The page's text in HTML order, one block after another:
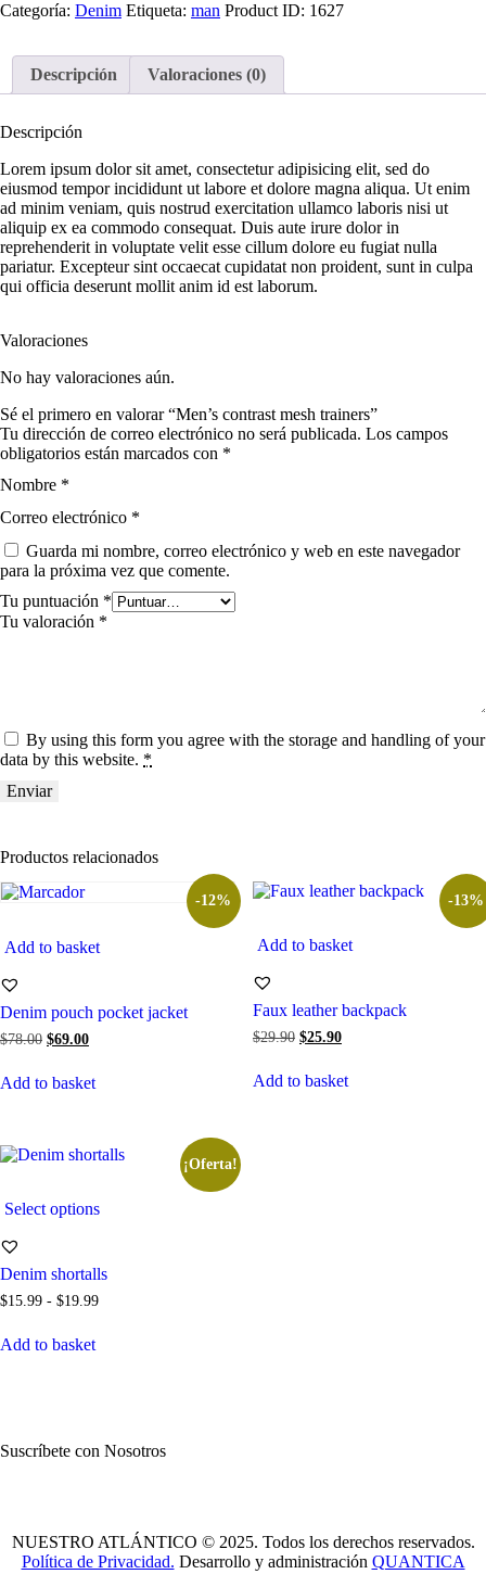
trainers
Categoría: Denim Etiqueta: man Product ID: 1627
Descripción Valoraciones (0)
Descripción
Lorem ipsum dolor sit amet, consectetur adipisicing elit, sed do
eiusmod tempor incididunt ut labore et dolore magna aliqua. Ut enim
ad minim veniam, quis nostrud exercitation ullamco laboris nisi ut
aliquip ex ea commodo consequat. Duis aute irure dolor in
reprehenderit in voluptate velit esse cillum dolore eu fugiat nulla
pariatur. Excepteur sint occaecat cupidatat non proident, sunt in culpa
qui officia deserunt mollit anim id est laborum.
Valoraciones
No hay valoraciones aún.
Sé el primero en valorar “Men’s contrast mesh trainers”
Tu dirección de correo electrónico no será publicada. Los campos
obligatorios están marcados con *
Nombre *
Correo electrónico *
Guarda mi nombre, correo electrónico y web en este navegador
para la próxima vez que comente.
Tu puntuación *
Tu valoración *
By using this form you agree with the storage and handling of your
data by this website. *
Productos relacionados
-12%
Add to basket
Denim pouch pocket jacket
$78.00 El
original
era:
.
$69.00El
es:
.
Add to basket
-13%
Add to basket
Faux leather backpack
$29.90 El
original
era:
$25.90El
es:
Add to basket
¡Oferta!
Select options
Denim shortalls
$15 99 - $19 99Rango
9
Add to basketproducto
opciones
se
la
página
Suscríbete con Nosotros
NUESTRO ATLÁNTICO © 2025. Todos los derechos reservados.
Política de Privacidad. Desarrollo y administración QUANTICA